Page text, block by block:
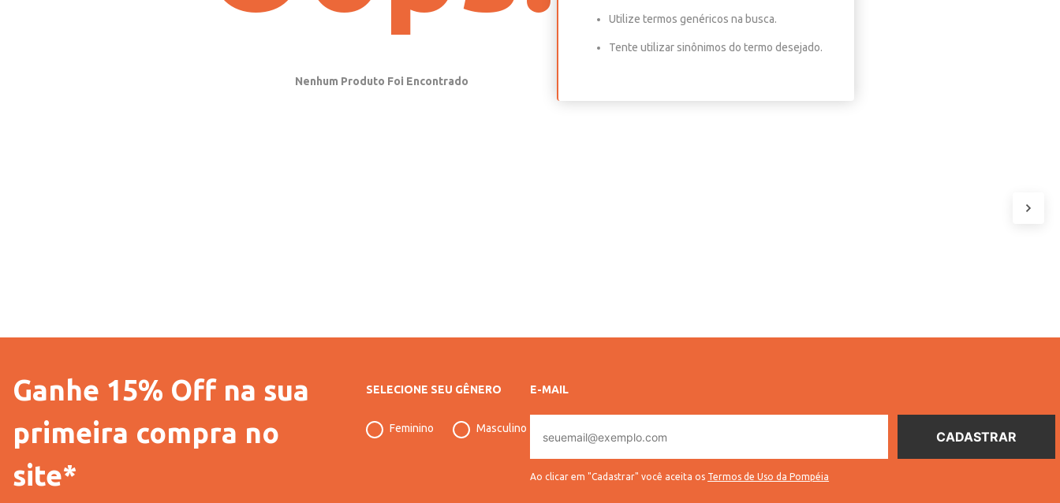
Utilize termos genéricos na busca.
Tente utilizar sinônimos do termo desejado.
Ganhe 15% Off na sua
primeira compra no
site*
SELECIONE SEU GÊNERO
Feminino Masculino
E-MAIL
mail
Ao clicar em "Cadastrar" você aceita os Termos de Uso da Pompéia